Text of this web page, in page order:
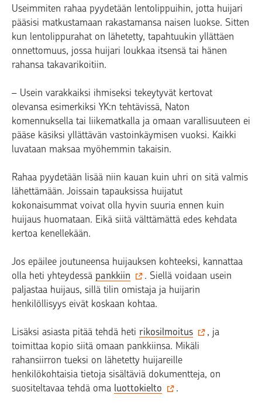
Useimmiten rahaa pyydetään lentolippuihin, jotta huijari
pääsisi matkustamaan rakastamansa naisen luokse. Sitten
kun lentolippurahat on lähetetty, tapahtuukin yllättäen
onnettomuus, jossa huijari loukkaa itsensä tai hänen
rahansa takavarikoitiin.
– Usein varakkaiksi ihmiseksi tekeytyvät kertovat
olevansa esimerkiksi YK:n tehtävissä, Naton
komennuksella tai liikematkalla ja omaan varallisuuteen ei
pääse käsiksi yllättävän vastoinkäymisen vuoksi. Kaikki
luvataan maksaa myöhemmin takaisin.
Rahaa pyydetään lisää niin kauan kuin uhri on sitä valmis
lähettämään. Joissain tapauksissa huijatut
kokonaisummat voivat olla hyvin suuria ennen kuin
huijaus huomataan. Eikä siitä välttämättä edes kehdata
kertoa kenellekään.
Jos epäilee joutuneensa huijauksen kohteeksi, kannattaa
olla heti yhteydessä pankkiin
. Siellä voidaan usein
paljastaa huijaus, sillä tilin omistaja ja huijarin
henkilöllisyys eivät koskaan kohtaa.
Lisäksi asiasta pitää tehdä heti rikosilmoitus
, ja
toimittaa kopio siitä omaan pankkiinsa. Mikäli
rahansiirron tueksi on lähetetty huijareille
henkilökohtaisia tietoja sisältäviä dokumentteja, on
suositeltavaa tehdä oma luottokielto .